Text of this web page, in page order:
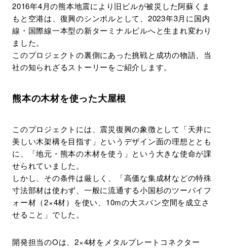
2016年4月の熊本地震により旧ビルが被災した阿蘇くま
もと空港は、復興のシンボルとして、2023年3月に国内
線・国際線一本型の新ターミナルビルへと生まれ変わり
ました。
このプロジェクトの裏側にあった挑戦と成功の物語、当
社の知られざるストーリーをご紹介します。
熊本の木材を使った大屋根
このプロジェクトには、震災復興の象徴として「天井に
美しい木架構を目指す」というデザイン面の理想ととも
に、「地元・熊本の木材を使う」という大きな使命が課
せられていました。
しかし、その条件は厳しく、「高価な集成材などの特殊
寸法部材は使わず、一般に流通する小国杉のツーバイフ
ォー材（2×4材）を使い、10mの大スパン空間を成立さ
せること」でした。
開発担当のOは、2×4材をメタルプレートコネクター